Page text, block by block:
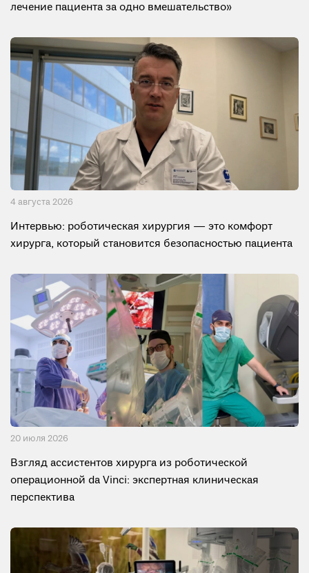
лечение пациента за одно вмешательство»
4 августа 2026
Интервью: роботическая хирургия — это комфорт
хирурга, который становится безопасностью пациента
20 июля 2026
Взгляд ассистентов хирурга из роботической
операционной da Vinci: экспертная клиническая
перспектива